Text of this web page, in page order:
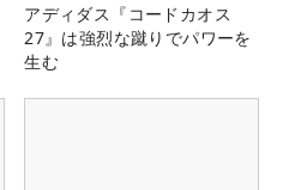
アディダス『コードカオス
27』は強烈な蹴りでパワーを
生む